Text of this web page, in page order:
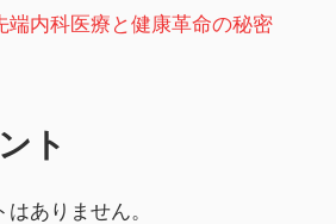
端内科医療と健康革命の秘密
ト
ありません。